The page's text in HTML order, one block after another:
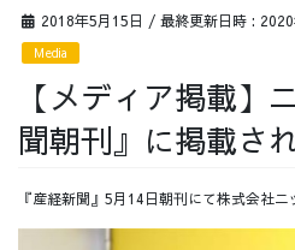
サービス
採用情報
2018年5月15日 / 最終更新日時 :
Media
【メディア掲載】
聞朝刊』に掲載さ
『産経新聞』5月14日朝刊にて株式会社ニ